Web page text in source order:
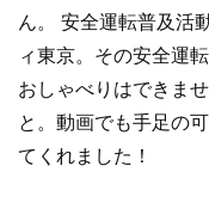
ん。 安全運転普及活
ィ東京。その安全運
おしゃべりはできま
と。動画でも手足の
てくれました！